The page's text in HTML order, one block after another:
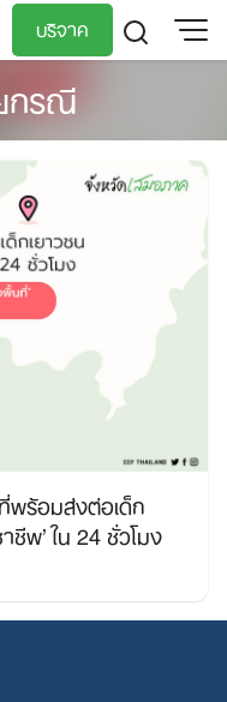
บริจาค
กรณี
พร้อมส่งต่อเด็ก
ชีพ’ ใน 24 ชั่วโมง